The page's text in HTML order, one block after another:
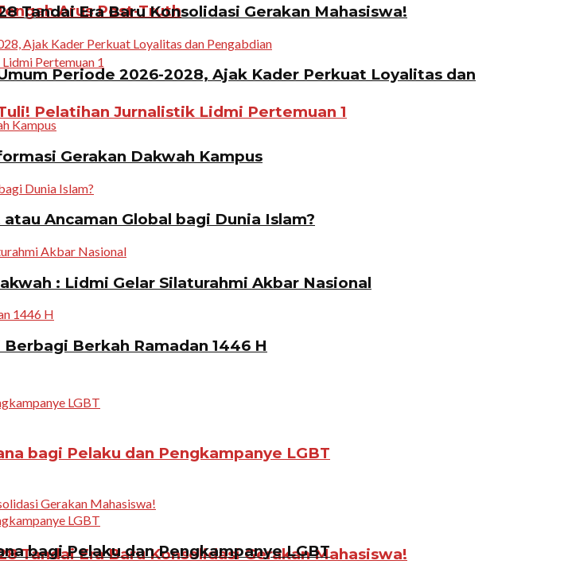
Arus Post-Truth
Pelatihan Jurnalistik Lidmi Pertemuan 1
bagi Pelaku dan Pengkampanye LGBT
Tandai Era Baru Konsolidasi Gerakan Mahasiswa!
Tandai Era Baru Konsolidasi Gerakan Mahasiswa!
Periode 2026-2028, Ajak Kader Perkuat Loyalitas dan
Gerakan Dakwah Kampus
Ancaman Global bagi Dunia Islam?
: Lidmi Gelar Silaturahmi Akbar Nasional
Berkah Ramadan 1446 H
bagi Pelaku dan Pengkampanye LGBT